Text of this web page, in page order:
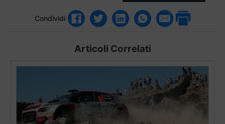
Condividi
Articoli Correlati